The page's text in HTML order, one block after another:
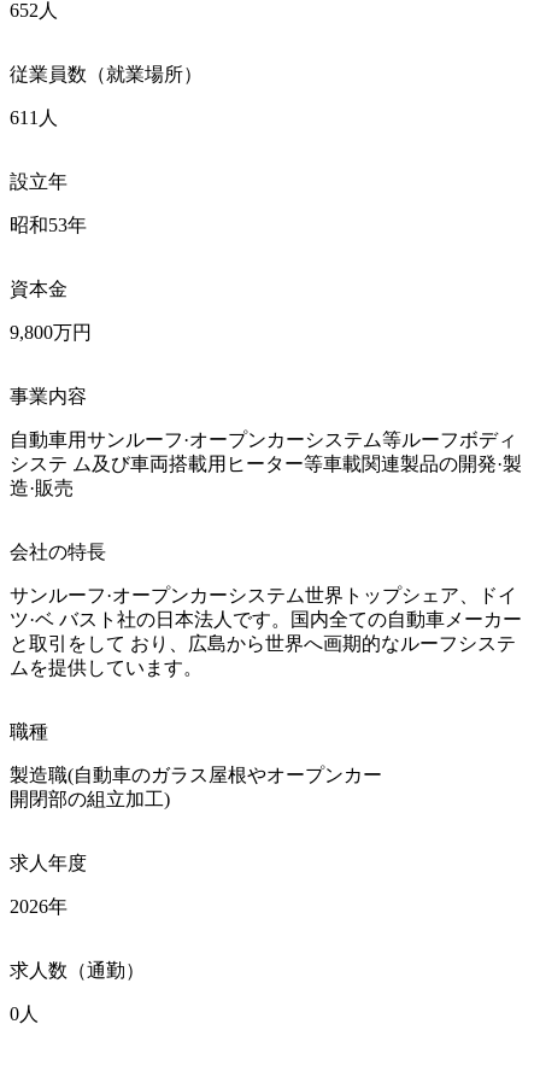
652人
従業員数（就業場所）
611人
設立年
昭和53年
資本金
9,800万円
事業内容
自動車用サンルーフ·オープンカーシステム等ルーフボディ
システ ム及び車両搭載用ヒーター等車載関連製品の開発·製
造·販売
会社の特長
サンルーフ·オープンカーシステム世界トップシェア、ドイ
ツ·ベ バスト社の日本法人です。国内全ての自動車メーカー
と取引をして おり、広島から世界へ画期的なルーフシステ
ムを提供しています。
職種
製造職(自動車のガラス屋根やオープンカー
開閉部の組立加工)
求人年度
2026年
求人数（通勤）
0人